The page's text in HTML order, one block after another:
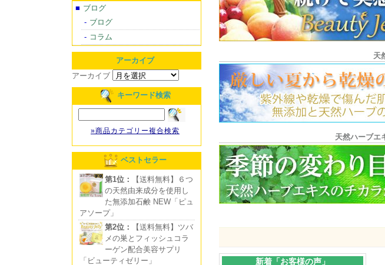
ブログ
ブログ
コラム
アーカイブ
アーカイブ
キーワード検索
»商品カテゴリー複合検索
ベストセラー
第1位：
【送料無料】６つ
の天然由来成分を使用し
た無添加石鹸 NEW「ピュ
アソープ」
第2位：
【送料無料】ツバ
メの巣とフィッシュコラ
ーゲン配合美容サプリ
「ビューティゼリー」
5月下旬【楽天お買い物マラ
20:00～！
2026/05/21
ショッピング
5月下旬の「お買い物マラソ
5月上旬【楽天お買い物マラ
～！
2026/05/07
ショッピング
5月上旬の「お買い物マラソ
4月下旬【楽天お買い物マラ
20:00～！
2026/04/22
ショッピング
4月中旬【楽天お買い物マラ
20:00～！
2026/04/10
ショッピング
4月中旬の「お買い物マラソ
4月上旬【楽天お買い物マラ
～！
2026/03/18
ショッピングニ
天
天然ハーブエ
新着「お客様の声」